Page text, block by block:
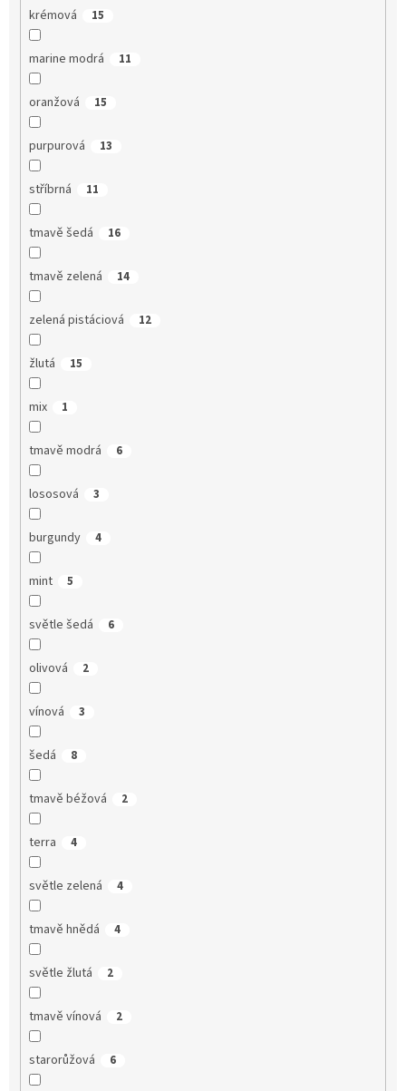
krémová 15
marine modrá 11
oranžová 15
purpurová 13
stříbrná 11
tmavě šedá 16
tmavě zelená 14
zelená pistáciová 12
žlutá 15
mix 1
tmavě modrá 6
lososová 3
burgundy 4
mint 5
světle šedá 6
olivová 2
vínová 3
šedá 8
tmavě béžová 2
terra 4
světle zelená 4
tmavě hnědá 4
světle žlutá 2
tmavě vínová 2
starorůžová 6